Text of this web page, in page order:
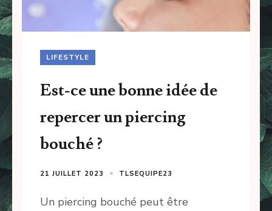
LIFESTYLE
Est-ce une bonne idée de
repercer un piercing
bouché ?
21 JUILLET 2023 TLSEQUIPE23
Un piercing bouché peut être